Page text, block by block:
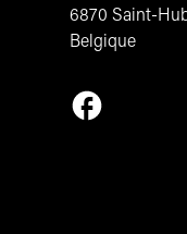
6870 Saint-
Belgique
Suivez-nous